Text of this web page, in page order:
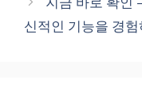
신적인 기능을 경